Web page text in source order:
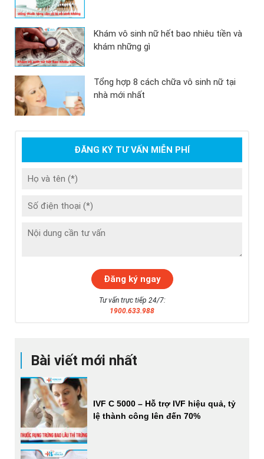
Khám vô sinh nữ hết bao nhiêu tiền và
khám những gì
Tổng hợp 8 cách chữa vô sinh nữ tại
nhà mới nhất
Bài viết mới nhất
IVF C 5000 – Hỗ trợ IVF hiệu quả, tỷ
lệ thành công lên đến 70%
ĐĂNG KÝ TƯ VẤN MIỄN PHÍ
Tư vấn trực tiếp 24/7:
1900.633.988